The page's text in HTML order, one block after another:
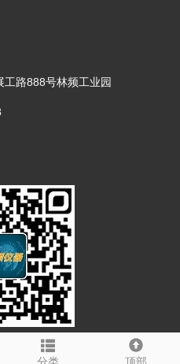
路888号林频工业园